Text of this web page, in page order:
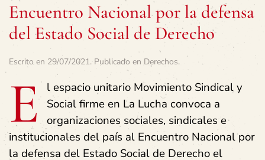
Encuentro Nacional por la defensa
del Estado Social de Derecho
Escrito en 29/07/2021. Publicado en Derechos.
E
l espacio unitario Movimiento Sindical y
Social firme en La Lucha convoca a
organizaciones sociales, sindicales e
institucionales del país al Encuentro Nacional por
la defensa del Estado Social de Derecho el